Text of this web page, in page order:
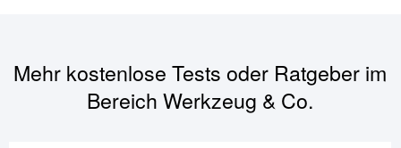
Mehr kostenlose Tests oder Ratgeber im
BereichWerkzeug & Co.